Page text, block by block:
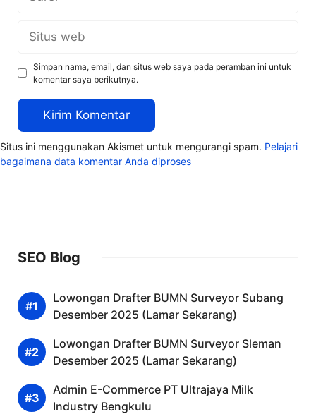
web
Simpan nama, email, dan situs web saya pada peramban ini untuk
komentar saya berikutnya.
Situs ini menggunakan Akismet untuk mengurangi spam. Pelajari
bagaimana data komentar Anda diproses
SEO Blog
Lowongan Drafter BUMN Surveyor Subang
Desember 2025 (Lamar Sekarang)
Lowongan Drafter BUMN Surveyor Sleman
Desember 2025 (Lamar Sekarang)
Admin E-Commerce PT Ultrajaya Milk
Industry Bengkulu